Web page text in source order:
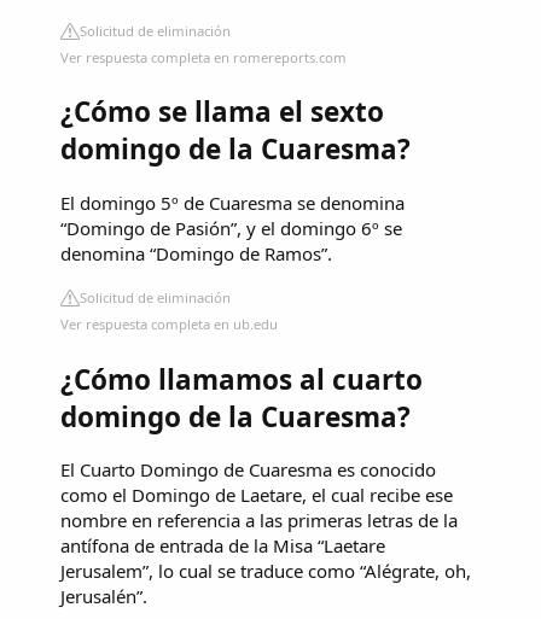
Solicitud de eliminación
Ver respuesta completa en romereports.com
¿Cómo se llama el sexto
domingo de la Cuaresma?
El domingo 5º de Cuaresma se denomina
“Domingo de Pasión”, y el domingo 6º se
denomina “Domingo de Ramos”.
Solicitud de eliminación
Ver respuesta completa en ub.edu
¿Cómo llamamos al cuarto
domingo de la Cuaresma?
El Cuarto Domingo de Cuaresma es conocido
como el Domingo de Laetare, el cual recibe ese
nombre en referencia a las primeras letras de la
antífona de entrada de la Misa “Laetare
Jerusalem”, lo cual se traduce como “Alégrate, oh,
Jerusalén”.